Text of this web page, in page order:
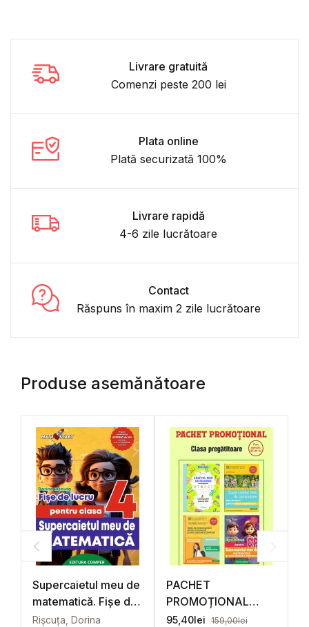
Livrare gratuită
Comenzi peste 200 lei
Plata online
Plată securizată 100%
Livrare rapidă
4-6 zile lucrătoare
Contact
Răspuns în maxim 2 zile lucrătoare
Produse asemănătoare
Supercaietul meu de
matematică. Fișe de
lucru pentru clasa a
Rișcuța, Dorina
PACHET
PROMOȚIONAL
Clasa Pregătitoare
95,40lei 159,00lei